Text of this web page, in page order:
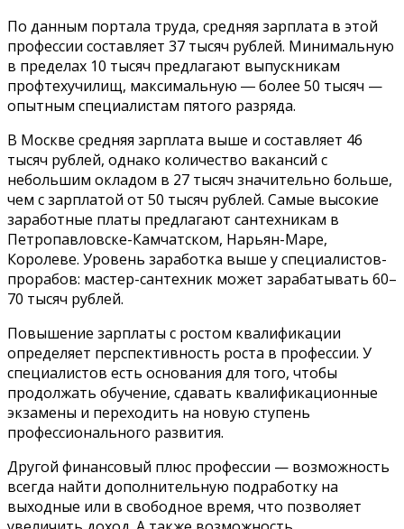
По данным портала труда, средняя зарплата в этой
профессии составляет 37 тысяч рублей. Минимальную
в пределах 10 тысяч предлагают выпускникам
профтехучилищ, максимальную ― более 50 тысяч —
опытным специалистам пятого разряда.
В Москве средняя зарплата выше и составляет 46
тысяч рублей, однако количество вакансий с
небольшим окладом в 27 тысяч значительно больше,
чем с зарплатой от 50 тысяч рублей. Самые высокие
заработные платы предлагают сантехникам в
Петропавловске-Камчатском, Нарьян-Маре,
Королеве. Уровень заработка выше у специалистов-
прорабов: мастер-сантехник может зарабатывать 60–
70 тысяч рублей.
Повышение зарплаты с ростом квалификации
определяет перспективность роста в профессии. У
специалистов есть основания для того, чтобы
продолжать обучение, сдавать квалификационные
экзамены и переходить на новую ступень
профессионального развития.
Другой финансовый плюс профессии — возможность
всегда найти дополнительную подработку на
выходные или в свободное время, что позволяет